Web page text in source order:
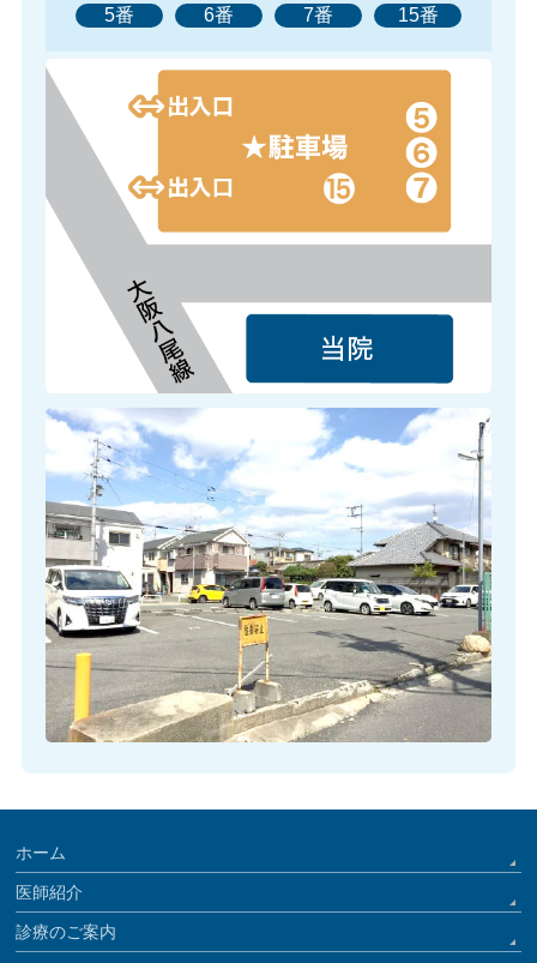
5番 6番 7番 15番
ホーム
医師紹介
診療のご案内